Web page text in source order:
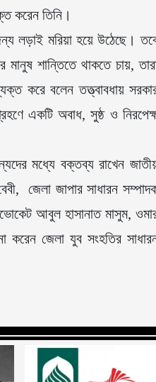
করেন তিনি।
লড়াই মরিয়া হয়ে উঠেছে।
মানুষ শান্তিতে থাকতে চায়,
করে বলেন তত্ত্বাবধায়
একটি অবাধ, সুষ্ঠ ও
মধ্যে বক্তব্য রাখেন
জেলা জাপার সাধারন
আবুল হাসানাত মাসুম,
জেলা যুব সংহতির